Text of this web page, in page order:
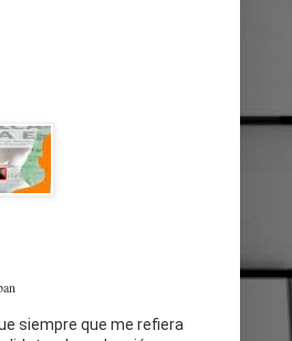
siempre que me refiera